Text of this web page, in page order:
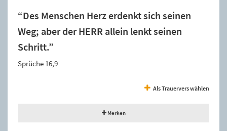
“Des Menschen Herz erdenkt sich seinen
Weg; aber der HERR allein lenkt seinen
Schritt.”
Sprüche 16,9
Als Trauervers wählen
Merken